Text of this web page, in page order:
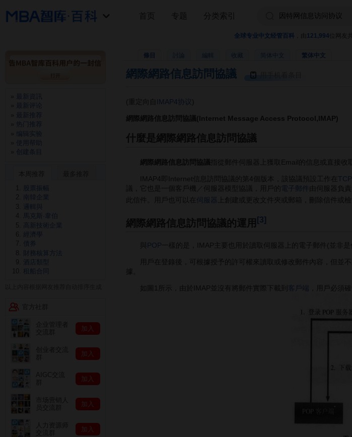
全球专业中文经管百科 121,994 位网友
條目 收藏 繁体中文
網際網路信息訪問協議
(重定向自 IMAP4协议
網際網路信息訪問協議(Internet Message Access Protocol,IMAP)
什麼是網際網路信息訪問協議
網際網路信息訪問協議 指從郵件伺服器上獲取Email的信息或直接收
IMAP4即Internet信息訪問協議的第4個版本，該協議預設工作在 TCP
議，它也是一個客戶機／伺服器模型協議，用戶的
電子郵件
由伺服器負
此信件。用戶也可以在 伺服器 上創建或更改文件夾或郵箱，刪除信件或
網際網路信息訪問協議的運用 [3]
與 POP 一樣的是，IMAP主要也用於讀取伺服器上的電子郵件(並非是
用戶在登錄後，可根據授予的許可權來讀取或修改郵件內容，但並不
如圖1所示，由於IMAP並沒有將郵件實際下載到 客戶端 ，用戶必須
首页 专题 分类索引
最新資訊
最新评论
最新推荐
热门推荐
编辑实验
使用帮助
创建条目
股票振幅
南韓企業
邏輯與
馬克斯·韋伯
高新技術企業
經濟學
債券
財務核算方法
酒店類型
租船合同
加入
加入
加入
加入
加入